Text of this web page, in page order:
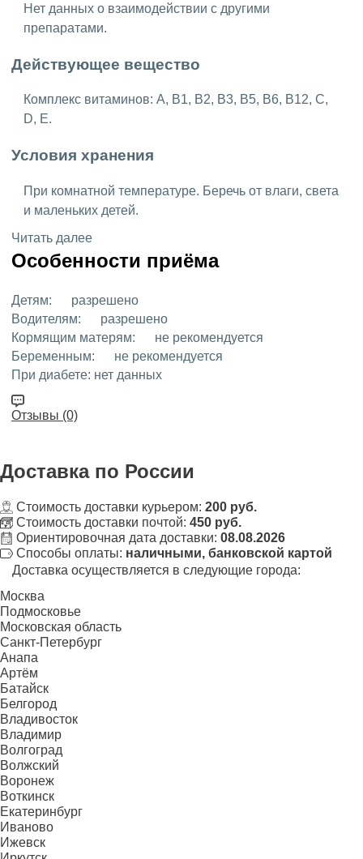
Нет данных о взаимодействии с другими
препаратами.
Действующее вещество
Комплекс витаминов: A, B1, B2, B3, B5, B6, B12, C,
D, E.
Условия хранения
При комнатной температуре. Беречь от влаги, света
и маленьких детей.
Читать далее
Особенности приёма
Детям:
разрешено
Водителям:
разрешено
Кормящим матерям:
не рекомендуется
Беременным:
не рекомендуется
При диабете: нет данных
Отзывы (0)
Доставка по России
Стоимость доставки курьером: 200 руб.
Стоимость доставки почтой: 450 руб.
Ориентировочная дата доставки: 08.08.2026
Способы оплаты: наличными, банковской картой
Доставка осуществляется в следующие города:
Москва
Подмосковье
Московская область
Санкт-Петербург
Анапа
Артём
Батайск
Белгород
Владивосток
Владимир
Волгоград
Волжский
Воронеж
Воткинск
Екатеринбург
Иваново
Ижевск